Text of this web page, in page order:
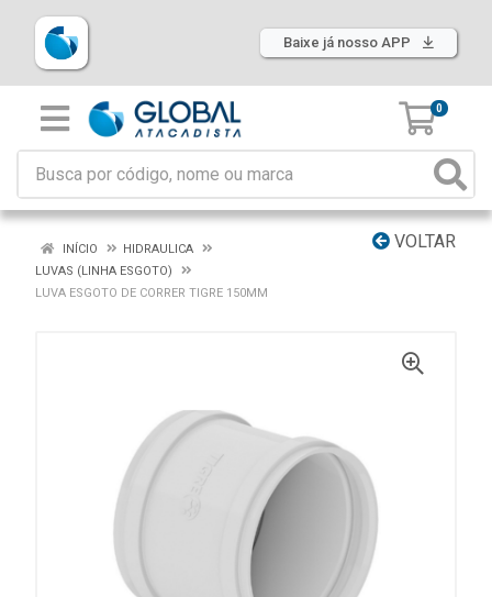
Baixe já nosso APP
0
VOLTAR
INÍCIO
HIDRAULICA
LUVAS (LINHA ESGOTO)
LUVA ESGOTO DE CORRER TIGRE 150MM